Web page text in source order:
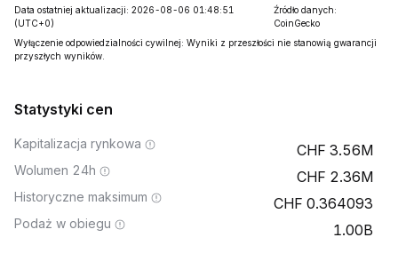
Data ostatniej aktualizacji: 2026-08-06 01:48:51
(UTC+0)
Źródło danych:
CoinGecko
Wyłączenie odpowiedzialności cywilnej: Wyniki z przeszłości nie stanowią gwarancji
przyszłych wyników.
Statystyki cen
Kapitalizacja rynkowa 3.56M
Wolumen 24h 2.36M
Historyczne maksimum 0.364093
Podaż w obiegu 1.00B